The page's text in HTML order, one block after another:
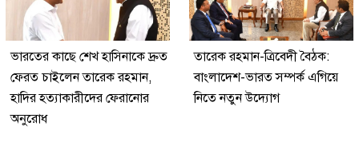
ভারতের কাছে শেখ হাসিনাকে দ্রুত
ফেরত চাইলেন তারেক রহমান,
হাদির হত্যাকারীদের ফেরানোর
অনুরোধ
তারেক রহমান-ত্রিবেদী বৈঠক:
বাংলাদেশ-ভারত সম্পর্ক এগিয়ে
নিতে নতুন উদ্যোগ